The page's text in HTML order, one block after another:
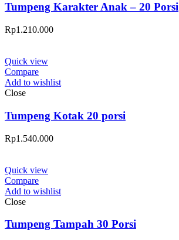
Tumpeng Karakter Anak – 20 Porsi
Rp1.210.000
Quick view
Compare
Add to wishlist
Close
Tumpeng Kotak 20 porsi
Rp1.540.000
Quick view
Compare
Add to wishlist
Close
Tumpeng Tampah 30 Porsi